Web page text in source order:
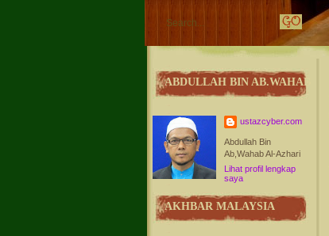
ABDULLAH BIN AB.WAHAB
ustazcyber.com
Abdullah Bin
Ab,Wahab Al-Azhari
Lihat profil lengkap
saya
AKHBAR MALAYSIA